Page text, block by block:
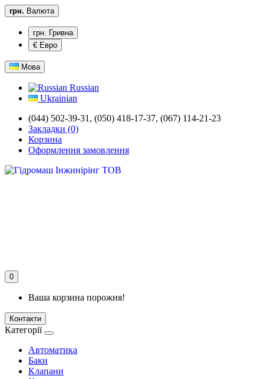
грн. Валюта
грн. Гривна
€ Евро
Мова
Russian
Ukrainian
(044) 502-39-31, (050) 418-17-37, (067) 114-21-23
Закладки (0)
Корзина
Оформлення замовлення
0
Ваша корзина порожня!
Контакти
Категорії
Автоматика
Баки
Клапани